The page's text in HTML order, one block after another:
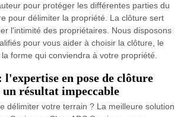
pour protéger les différentes parties du
pour délimiter la propriété. La clôture sert
l'intimité des propriétaires. Nous disposons
pour vous aider à choisir la clôture, le
forme qui conviendra à votre propriété.
l'expertise en pose de clôture
un résultat impeccable
délimiter votre terrain ? La meilleure solution